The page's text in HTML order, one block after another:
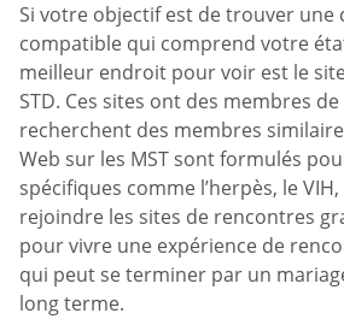
Si votre objectif est de trouver une
compatible qui comprend votre
meilleur endroit pour voir est le
STD. Ces sites ont des membres
recherchent des membres
Web sur les MST sont formulés
spécifiques comme l’herpès, le
rejoindre les sites de rencontres
pour vivre une expérience de
qui peut se terminer par un
long terme.